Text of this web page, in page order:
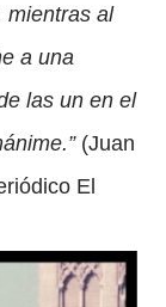
mientras al
a una
las un en el
(Juan
El